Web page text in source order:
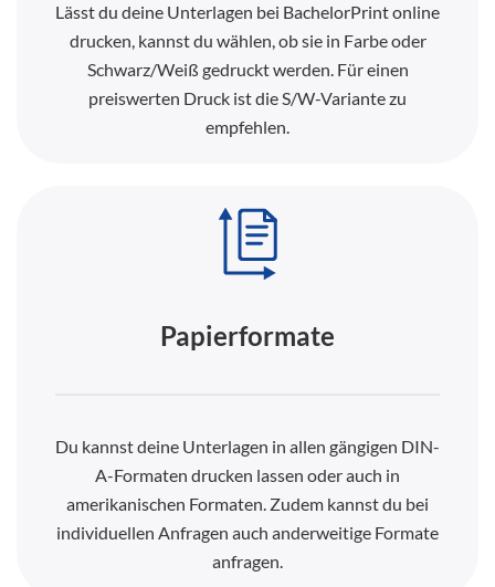
Lässt du deine Unterlagen bei BachelorPrint online
drucken, kannst du wählen, ob sie in Farbe oder
Schwarz/Weiß gedruckt werden. Für einen
preiswerten Druck ist die S/W-Variante zu
empfehlen.
Papierformate
Du kannst deine Unterlagen in allen gängigen DIN-
A-Formaten drucken lassen oder auch in
amerikanischen Formaten. Zudem kannst du bei
individuellen Anfragen auch anderweitige Formate
anfragen.